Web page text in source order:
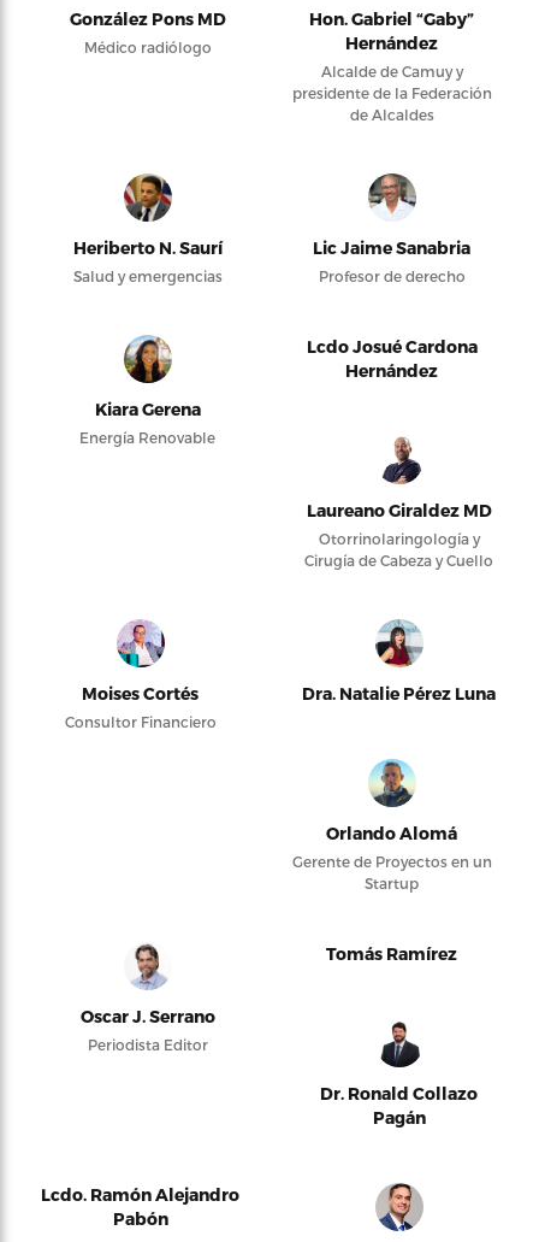
González Pons MD
Médico radiólogo
Hon. Gabriel “Gaby”
Hernández
Alcalde de Camuy y
presidente de la Federación
de Alcaldes
Heriberto N. Saurí
Salud y emergencias
Lic Jaime Sanabria
Profesor de derecho
Kiara Gerena
Energía Renovable
Lcdo Josué Cardona
Hernández
Laureano Giraldez MD
Otorrinolaringología y
Cirugía de Cabeza y Cuello
Moises Cortés
Consultor Financiero
Dra. Natalie Pérez Luna
Orlando Alomá
Gerente de Proyectos en un
Startup
Oscar J. Serrano
Periodista Editor
Tomás Ramírez
Dr. Ronald Collazo
Pagán
Lcdo. Ramón Alejandro
Pabón